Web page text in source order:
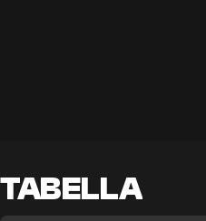
TABELLA